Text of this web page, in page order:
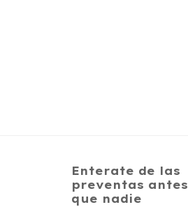
Enterate de las
preventas antes
que nadie